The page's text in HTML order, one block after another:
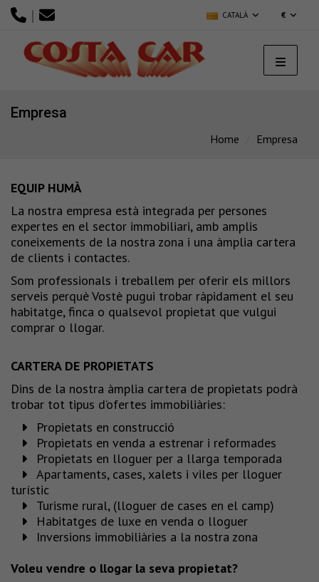
| CATALÀ €
Empresa
Home Empresa
EQUIP HUMÀ
La nostra empresa està integrada per persones
expertes en el sector immobiliari, amb amplis
coneixements de la nostra zona i una àmplia cartera
de clients i contactes.
Som professionals i treballem per oferir els millors
serveis perquè Vostè pugui trobar ràpidament el seu
habitatge, finca o qualsevol propietat que vulgui
comprar o llogar.
CARTERA DE PROPIETATS
Dins de la nostra àmplia cartera de propietats podrà
trobar tot tipus d’ofertes immobiliàries:
Propietats en construcció
Propietats en venda a estrenar i reformades
Propietats en lloguer per a llarga temporada
Apartaments, cases, xalets i viles per lloguer
turístic
Turisme rural, (lloguer de cases en el camp)
Habitatges de luxe en venda o lloguer
Inversions immobiliàries a la nostra zona
Voleu vendre o llogar la seva propietat?